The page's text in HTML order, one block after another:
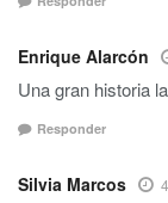
Enrique Alarcón
Una gran historia
Responder
Silvia Marcos